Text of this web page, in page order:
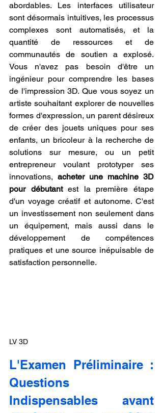
abordables. Les interfaces utilisateur
sont désormais intuitives, les processus
complexes sont automatisés, et la
quantité de ressources et de
communautés de soutien a explosé.
Vous n'avez pas besoin d'être un
ingénieur pour comprendre les bases
de l'impression 3D. Que vous soyez un
artiste souhaitant explorer de nouvelles
formes d'expression, un parent désireux
de créer des jouets uniques pour ses
enfants, un bricoleur à la recherche de
solutions sur mesure, ou un petit
entrepreneur voulant prototyper ses
innovations, acheter une machine 3D
pour débutant est la première étape
d'un voyage créatif et autonome. C'est
un investissement non seulement dans
un équipement, mais aussi dans le
développement de compétences
pratiques et une source inépuisable de
satisfaction personnelle.
LV 3D
L'Examen Préliminaire :
Questions
Indispensables avant